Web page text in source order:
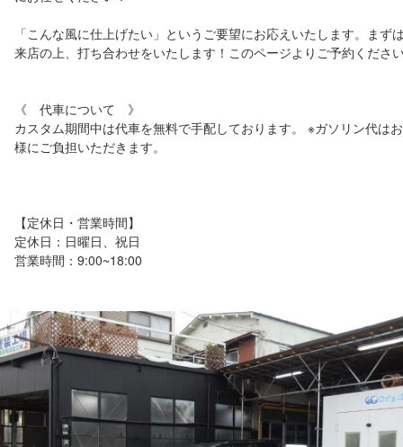
「こんな風に仕上げたい」というご要望にお応えいたします。まず
来店の上、打ち合わせをいたします！このページよりご予約くださ
《　代車について　》
カスタム期間中は代車を無料で手配しております。 ※ガソリン代は
様にご負担いただきます。
【定休日・営業時間】
定休日：日曜日、祝日
営業時間：9:00~18:00